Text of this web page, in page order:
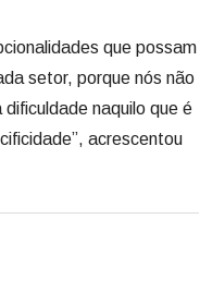
que possam
setor, porque nós não
naquilo que é
acrescentou